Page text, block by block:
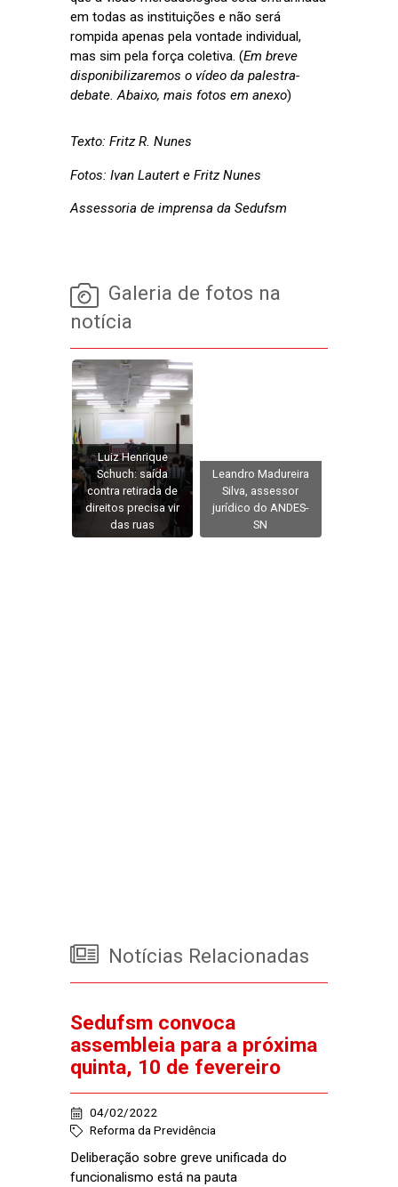
em todas as instituições e não será
rompida apenas pela vontade individual,
mas sim pela força coletiva. (Em breve
disponibilizaremos o vídeo da palestra-
debate. Abaixo, mais fotos em anexo)
Texto: Fritz R. Nunes
Fotos: Ivan Lautert e Fritz Nunes
Assessoria de imprensa da Sedufsm
Galeria de fotos na
notícia
Luiz Henrique
Schuch: saída
contra retirada de
direitos precisa vir
das ruas
Leandro Madureira
Silva, assessor
jurídico do ANDES-
SN
Notícias Relacionadas
Sedufsm convoca
assembleia para a próxima
quinta, 10 de fevereiro
04/02/2022
Reforma da Previdência
Deliberação sobre greve unificada do
funcionalismo está na pauta